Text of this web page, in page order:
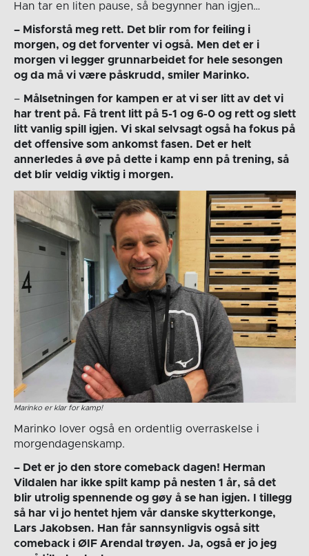
Han tar en liten pause, så begynner han igjen…
– Misforstå meg rett. Det blir rom for feiling i
morgen, og det forventer vi også. Men det er i
morgen vi legger grunnarbeidet for hele sesongen
og da må vi være påskrudd, smiler Marinko.
– Målsetningen for kampen er at vi ser litt av det vi
har trent på. Få trent litt på 5-1 og 6-0 og rett og slett
litt vanlig spill igjen. Vi skal selvsagt også ha fokus på
det offensive som ankomst fasen. Det er helt
annerledes å øve på dette i kamp enn på trening, så
det blir veldig viktig i morgen.
Marinko er klar for kamp!
Marinko lover også en ordentlig overraskelse i
morgendagenskamp.
– Det er jo den store comeback dagen! Herman
Vildalen har ikke spilt kamp på nesten 1 år, så det
blir utrolig spennende og gøy å se han igjen. I tillegg
så har vi jo hentet hjem vår danske skytterkonge,
Lars Jakobsen. Han får sannsynligvis også sitt
comeback i ØIF Arendal trøyen. Ja, også er jo jeg